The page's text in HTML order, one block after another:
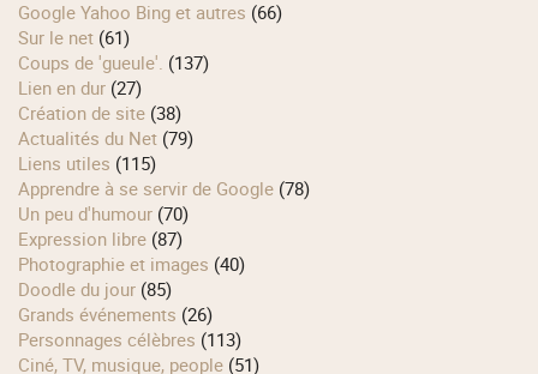
Google Yahoo Bing et autres (66)
Sur le net (61)
Coups de 'gueule'. (137)
Lien en dur (27)
Création de site (38)
Actualités du Net (79)
Liens utiles (115)
Apprendre à se servir de Google (78)
Un peu d'humour (70)
Expression libre (87)
Photographie et images (40)
Doodle du jour (85)
Grands événements (26)
Personnages célèbres (113)
Ciné, TV, musique, people (51)